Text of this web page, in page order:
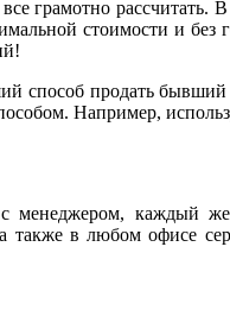
грамотно рассчитать.
стоимости и без
способ продать
Например,
менеджером, каждый
в любом офисе